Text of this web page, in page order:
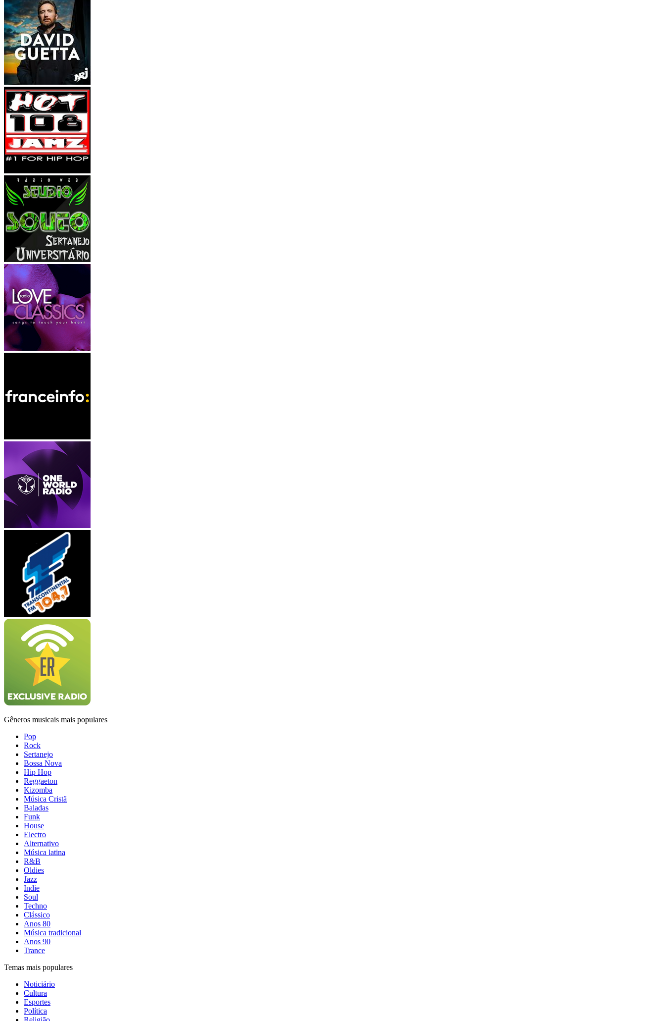
Gêneros musicais mais populares
Pop
Rock
Sertanejo
Bossa Nova
Hip Hop
Reggaeton
Kizomba
Música Cristã
Baladas
Funk
House
Electro
Alternativo
Música latina
R&B
Oldies
Jazz
Indie
Soul
Techno
Clássico
Anos 80
Música tradicional
Anos 90
Trance
Temas mais populares
Noticiário
Cultura
Esportes
Política